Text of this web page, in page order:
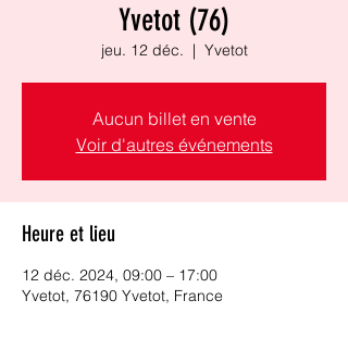
Yvetot (76)
jeu. 12 déc.
  |
Yvetot
Aucun billet en vente
Voir d'autres événements
Heure et lieu
12 déc. 2024, 09:00 – 17:00
Yvetot, 76190 Yvetot, France